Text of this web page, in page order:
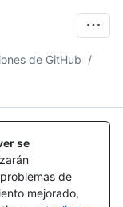
de GitHub /
se
de
mejorado,